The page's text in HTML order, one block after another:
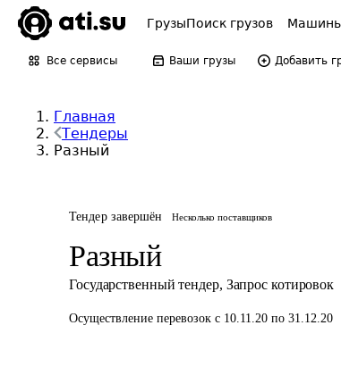
ГрузыПоиск грузов
Все сервисы Ваши грузы Добавить
Главная
Тендеры
Разный
Тендер завершён Несколько поставщиков
Разный
Государственный тендер, Запрос котировок
Осуществление перевозок с 10.11.20 по 31.12.20